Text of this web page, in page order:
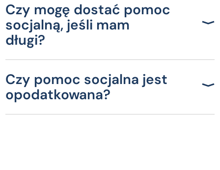
Czy mogę dostać pomoc
socjalną, jeśli mam
długi?
Czy pomoc socjalna jest
opodatkowana?